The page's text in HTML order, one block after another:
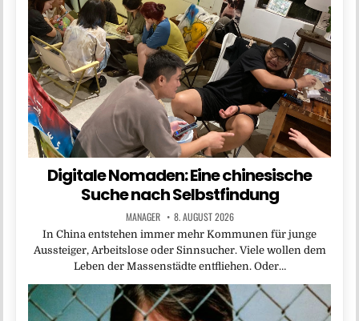
Digitale Nomaden: Eine chinesische
Suche nach Selbstfindung
MANAGER 8. AUGUST 2026
In China entstehen immer mehr Kommunen für junge
Aussteiger, Arbeitslose oder Sinnsucher. Viele wollen dem
Leben der Massenstädte entfliehen. Oder…